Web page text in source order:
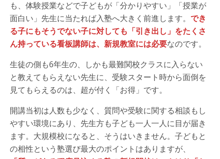
も、体験授業などで子どもが「分かりやすい」「授業が
面白い」先生に当たれば入塾へ大きく前進します。 でき
る子にもそうでない子に対しても「引き出し」をたくさ
ん持っている看板講師は、新規教室には必要なのです。
生徒の側も6年生の、しかも最難関校クラスに入らない
と教えてもらえない先生に、受験スタート時から面倒を
見てもらえるのは、超が付く「お得」です。
開講当初は人数も少なく、質問や受験に関する相談もし
やすい環境にあり、先生方も子ども一人一人に目が届き
ます。大規模校になると、そうはいきません。子どもと
の相性という塾選び最大のポイントはありますが、